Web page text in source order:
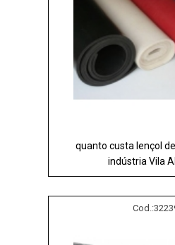
quanto custa lençol
indústria Vila
Cod.: